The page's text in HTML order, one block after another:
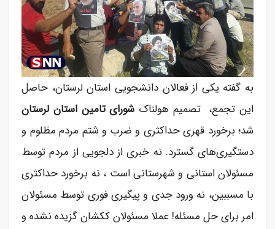
به گفته یکی از فعالان دانشجویی استان لرستان، حاصل
این تجمع، تصمیم هولناک شورای تامین استان لرستان
شد؛ برخورد قهری حداکثری و ضرب و شتم مردم مظلوم و
دستگیری‌های گسترد. نه خبری از دلجویی از مردم توسط
مسئولان استانی و شهرستانی است ، نه برخورد حداکثری
با مسببین، نه ورود جدی و پیگیری فوری توسط مسئولان
امر برای حل مسئله! عملا مسئولان ککشان گزیده نشده و